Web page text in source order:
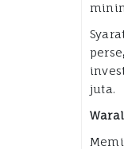
juta.